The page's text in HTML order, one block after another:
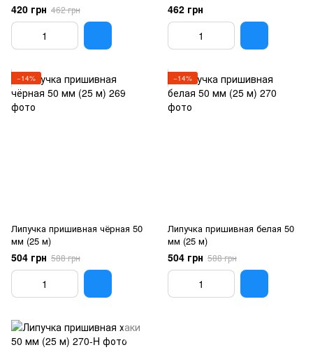
420 грн 462 грн 462 грн
−14%
Липучка пришивная чёрная 50
мм (25 м)
504 грн 588 грн
−14%
Липучка пришивная белая 50
мм (25 м)
504 грн 588 грн